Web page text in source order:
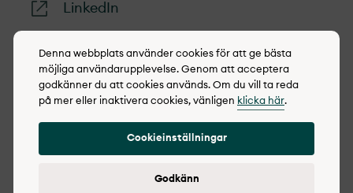
LinkedIn
© 2022-2026 OX2
Cookie policy
Denna webbplats använder cookies för att ge bästa
möjliga användarupplevelse. Genom att acceptera
godkänner du att cookies används. Om du vill ta reda
på mer eller inaktivera cookies, vänligen klicka här.
Cookieinställningar
Godkänn